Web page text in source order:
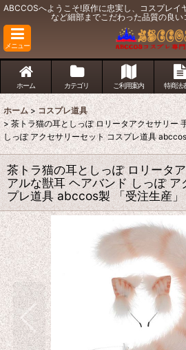
ABCCOSへようこそ!原作に忠実し、コスプレイ
など細部までこだわった品質の良い
メニュー
ホーム カテゴリ ご利用案内 特商法
ホーム > コスプレ道具
> 茶トラ猫の耳としっぽ ロリータアクセサリー
しっぽ アクセサリーセット コスプレ道具
茶トラ猫の耳としっぽ ロリータ
アルな獣耳 ヘアバンド しっぽ ア
プレ道具 abccos製 「受注生産」